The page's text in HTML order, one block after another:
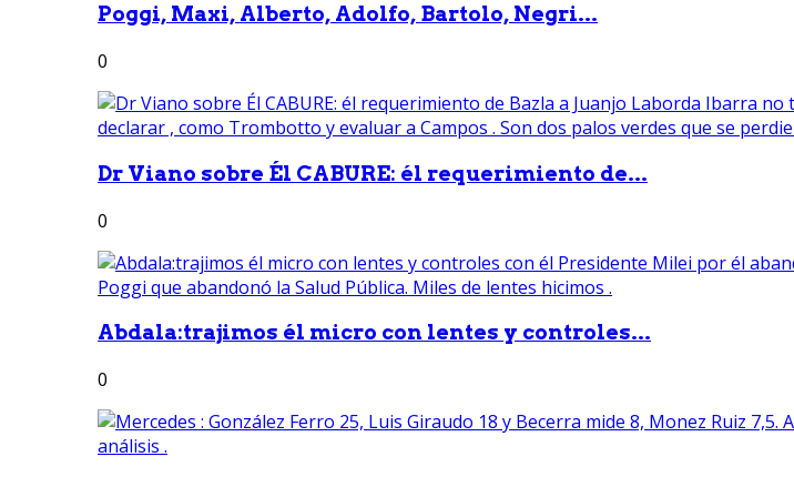
Poggi, Maxi, Alberto, Adolfo, Bartolo, Negri...
0
Dr Viano sobre Él CABURE: él requerimiento de...
0
Abdala:trajimos él micro con lentes y controles...
0